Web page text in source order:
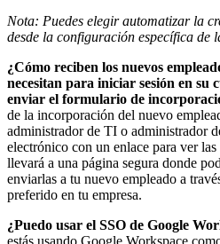
Nota: Puedes elegir automatizar la
desde la configuración específica de
¿Cómo reciben los nuevos
necesitan para iniciar sesión en su
enviar el formulario de
de la incorporación del nuevo
administrador de TI o administrador
electrónico con un enlace para ver
llevará a una página segura donde
enviarlas a tu nuevo empleado a
preferido en tu empresa.
¿Puedo usar el SSO de Google